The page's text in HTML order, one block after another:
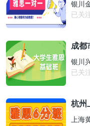
银川
已关
成都
银川
已关
杭州
上海